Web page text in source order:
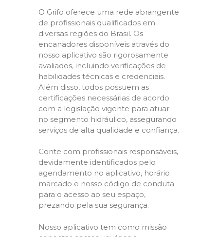
O Grifo oferece uma rede abrangente
de profissionais qualificados em
diversas regiões do Brasil. Os
encanadores disponíveis através do
nosso aplicativo são rigorosamente
avaliados, incluindo verificações de
habilidades técnicas e credenciais.
Além disso, todos possuem as
certificações necessárias de acordo
com a legislação vigente para atuar
no segmento hidráulico, assegurando
serviços de alta qualidade e confiança.
Conte com profissionais responsáveis,
devidamente identificados pelo
agendamento no aplicativo, horário
marcado e nosso código de conduta
para o acesso ao seu espaço,
prezando pela sua segurança.
Nosso aplicativo tem como missão